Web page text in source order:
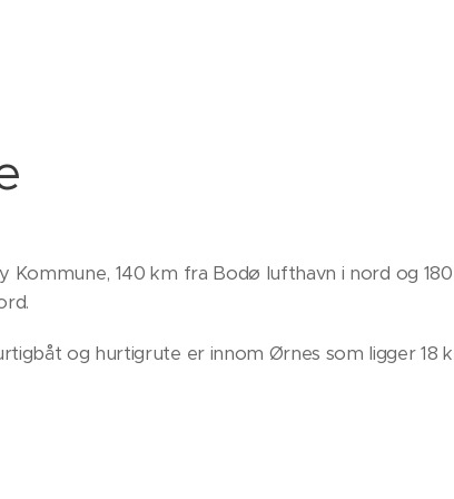
Kommune, 140 km fra Bodø lufthavn i nord og
og hurtigrute er innom Ørnes som ligger 18